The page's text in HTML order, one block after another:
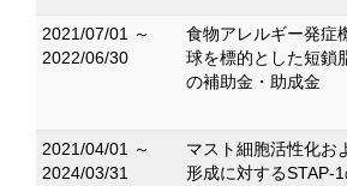
2021/07/01 ～
2022/06/30
食物アレルギー発症
球を標的とした短鎖
の補助金・助成金
2021/04/01 ～
2024/03/31
マスト細胞活性化お
形成に対するSTAP-